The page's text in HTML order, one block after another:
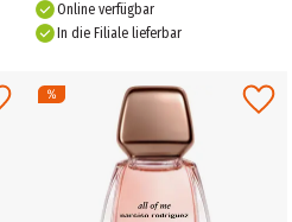
Online verfügbar
In die Filiale lieferbar